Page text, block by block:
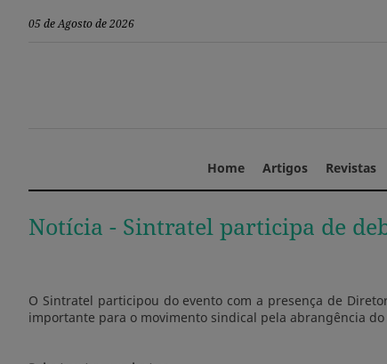
05 de Agosto de 2026
Home Artigos Revistas
Notícia - Sintratel participa de
O Sintratel participou do evento com a presença de
importante para o movimento sindical pela abrangência